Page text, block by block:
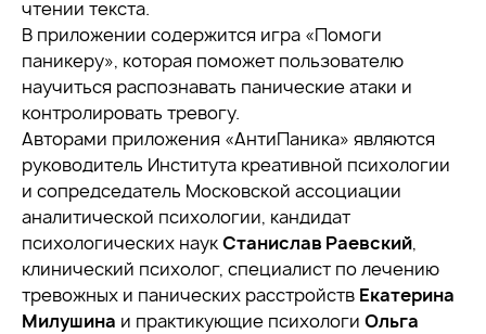
чтении текста.
В приложении содержится игра «Помоги
паникеру», которая поможет пользователю
научиться распознавать панические атаки и
контролировать тревогу.
Авторами приложения «АнтиПаника» являются
руководитель Института креативной психологии
и сопредседатель Московской ассоциации
аналитической психологии, кандидат
психологических наукСтанислав Раевский,
клинический психолог, специалист по лечению
тревожных и панических расстройств Екатерина
Милушина и практикующие психологи Ольга